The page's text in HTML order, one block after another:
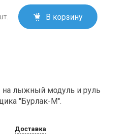
В корзину
лыжный модуль и руль
"Бурлак-М".
Доставка